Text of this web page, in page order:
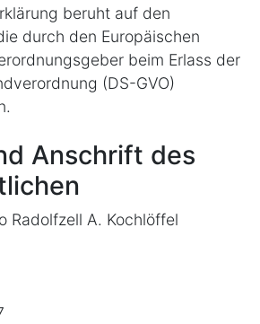
beruht auf den
durch den Europäischen
beim Erlass der
(DS-GVO)
Anschrift des
Radolfzell A. Kochlöffel